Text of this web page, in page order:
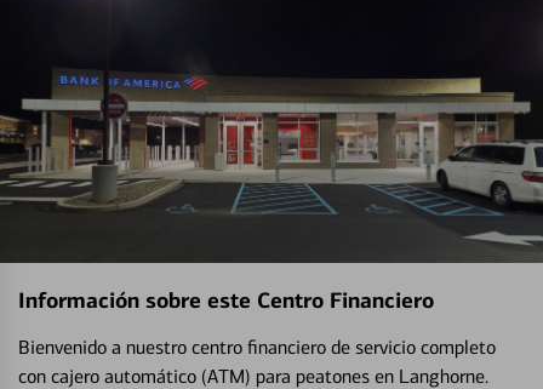
Información sobre este Centro Financiero
Bienvenido a nuestro centro financiero de servicio completo
con cajero automático (ATM) para peatones en Langhorne.